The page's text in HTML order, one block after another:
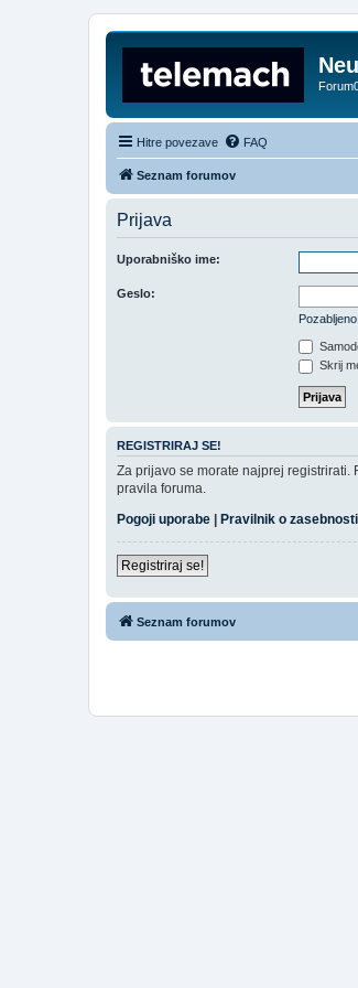
Hitre povezave FAQ
Seznam forumov
Prijava
Uporabniško ime:
Geslo:
Skrij
REGISTRIRAJ SE!
Za prijavo se morate najprej registrirati.
pravila foruma.
Pogoji uporabe
Pravilnik o zasebnosti
Registriraj se!
Seznam forumov